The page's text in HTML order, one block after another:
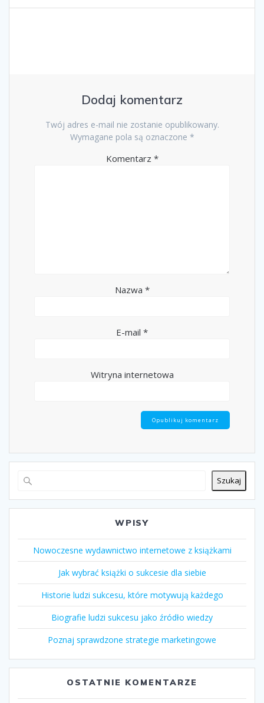
Dodaj komentarz
Twój adres e-mail nie zostanie opublikowany.
Wymagane pola są oznaczone *
Komentarz *
Nazwa *
E-mail *
Witryna internetowa
Szukaj
WPISY
Nowoczesne wydawnictwo internetowe z książkami
Jak wybrać książki o sukcesie dla siebie
Historie ludzi sukcesu, które motywują każdego
Biografie ludzi sukcesu jako źródło wiedzy
Poznaj sprawdzone strategie marketingowe
OSTATNIE KOMENTARZE